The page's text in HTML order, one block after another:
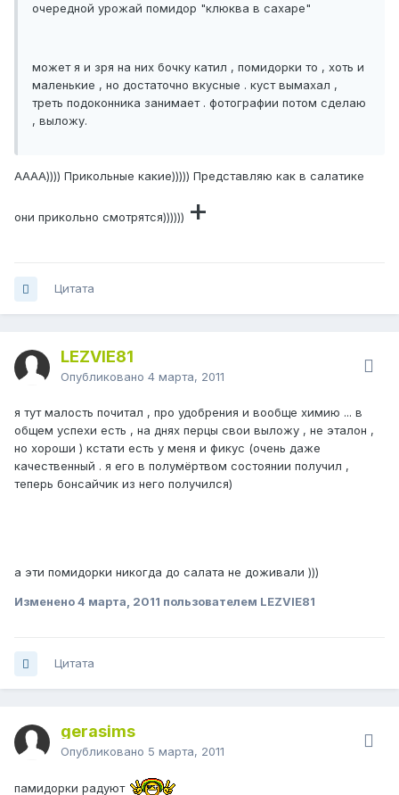
очередной урожай помидор "клюква в сахаре"
может я и зря на них бочку катил , помидорки то , хоть и
маленькие , но достаточно вкусные . куст вымахал ,
треть подоконника занимает . фотографии потом сделаю
, выложу.
АААА)))) Прикольные какие))))) Представляю как в салатике
они прикольно смотрятся)))))) +
Цитата
LEZVIE81
Опубликовано 4 марта, 2011
я тут малость почитал , про удобрения и вообще химию ... в
общем успехи есть , на днях перцы свои выложу , не эталон ,
но хороши ) кстати есть у меня и фикус (очень даже
качественный . я его в полумёртвом состоянии получил ,
теперь бонсайчик из него получился)
а эти помидорки никогда до салата не доживали )))
Изменено4 марта, 2011 пользователем LEZVIE81
Цитата
gerasims
Опубликовано 5 марта, 2011
памидорки радуют